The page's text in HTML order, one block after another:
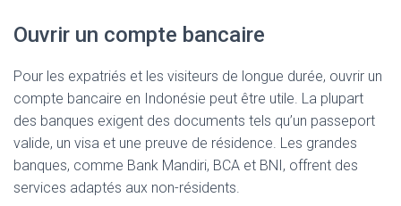
Ouvrir un compte bancaire
Pour les expatriés et les visiteurs de longue durée, ouvrir un
compte bancaire en Indonésie peut être utile. La plupart
des banques exigent des documents tels qu’un passeport
valide, un visa et une preuve de résidence. Les grandes
banques, comme Bank Mandiri, BCA et BNI, offrent des
services adaptés aux non-résidents.